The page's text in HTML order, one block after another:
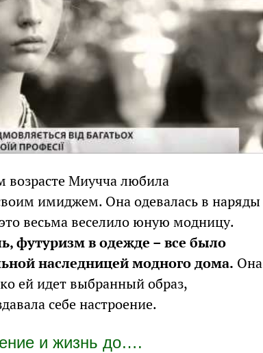
возрасте Миучча любила
имиджем. Она одевалась в наряды
весьма веселило юную модницу.
футуризм в одежде – все было
наследницей модного дома. Она
ей идет выбранный образ,
себе настроение.
и жизнь до….